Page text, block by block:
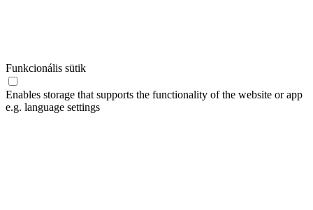
Funkcionális sütik
Enables storage that supports the functionality of the website or app
e.g. language settings